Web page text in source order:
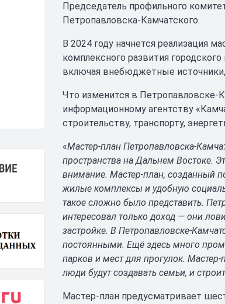
Председатель профильного
Петропавловска-Камчатского.
В 2024 году начнется реализация
комплексного развития
включая внебюджетные
Что изменится в
информационному агентству
строительству, транспорту,
«Мастер-план Петропавловска-
пространства на Дальнем Востоке.
внимание. Мастер-план, созданный
жилые комплексы и удобную
такое сложно было представить.
интересовал только доход — они
застройке. В Петропавловске-
постоянными. Ещё здесь много
парков и мест для прогулок.
люди будут создавать семьи, и
Мастер-план предусматривает